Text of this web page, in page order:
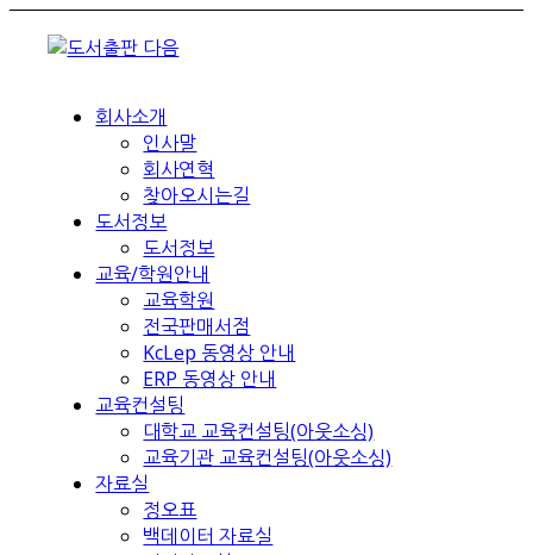
회사소개
인사말
회사연혁
찾아오시는길
도서정보
도서정보
교육/학원안내
교육학원
전국판매서점
KcLep 동영상 안내
ERP 동영상 안내
교육컨설팅
대학교 교육컨설팅(아웃소싱)
교육기관 교육컨설팅(아웃소싱)
자료실
정오표
백데이터 자료실